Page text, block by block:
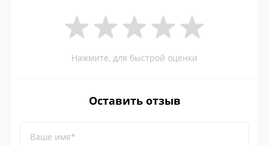
Нажмите, для быстрой оценки
Оставить отзыв
Ваше имя*